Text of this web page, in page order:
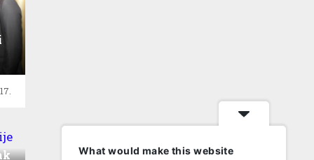
What would make this website